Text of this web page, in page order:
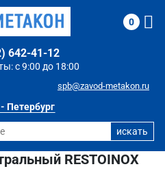
Петербург
с 9:00 до 18:00
642-41-12
spb@zavod-metakon.ru
0
RESTOINOX